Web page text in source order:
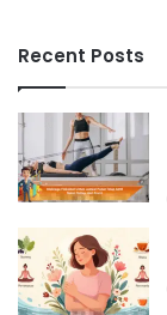
Recent Posts